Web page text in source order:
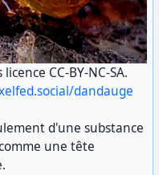
CC-BY-NC-SA.
dandauge
d'une substance
une tête